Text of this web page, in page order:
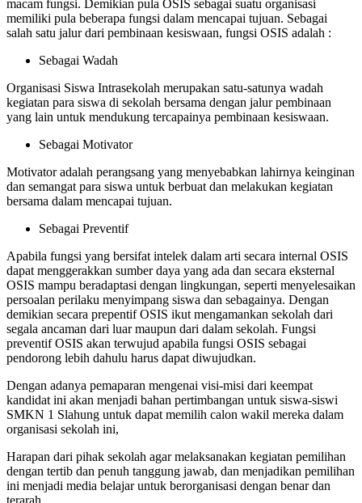
macam fungsi. Demikian pula OSIS sebagai suatu organisasi
memiliki pula beberapa fungsi dalam mencapai tujuan. Sebagai
salah satu jalur dari pembinaan kesiswaan, fungsi OSIS adalah :
Sebagai Wadah
Organisasi Siswa Intrasekolah merupakan satu-satunya wadah
kegiatan para siswa di sekolah bersama dengan jalur pembinaan
yang lain untuk mendukung tercapainya pembinaan kesiswaan.
Sebagai Motivator
Motivator adalah perangsang yang menyebabkan lahirnya keinginan
dan semangat para siswa untuk berbuat dan melakukan kegiatan
bersama dalam mencapai tujuan.
Sebagai Preventif
Apabila fungsi yang bersifat intelek dalam arti secara internal OSIS
dapat menggerakkan sumber daya yang ada dan secara eksternal
OSIS mampu beradaptasi dengan lingkungan, seperti menyelesaikan
persoalan perilaku menyimpang siswa dan sebagainya. Dengan
demikian secara prepentif OSIS ikut mengamankan sekolah dari
segala ancaman dari luar maupun dari dalam sekolah. Fungsi
preventif OSIS akan terwujud apabila fungsi OSIS sebagai
pendorong lebih dahulu harus dapat diwujudkan.
Dengan adanya pemaparan mengenai visi-misi dari keempat
kandidat ini akan menjadi bahan pertimbangan untuk siswa-siswi
SMKN 1 Slahung untuk dapat memilih calon wakil mereka dalam
organisasi sekolah ini,
Harapan dari pihak sekolah agar melaksanakan kegiatan pemilihan
dengan tertib dan penuh tanggung jawab, dan menjadikan pemilihan
ini menjadi media belajar untuk berorganisasi dengan benar dan
terarah.